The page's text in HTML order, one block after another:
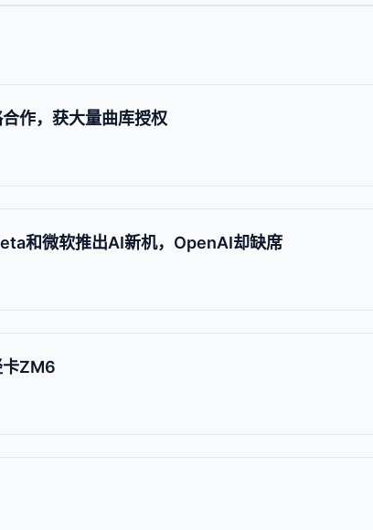
作，获大量曲库授权
和微软推出AI新机，OpenAI却缺席
卡ZM6